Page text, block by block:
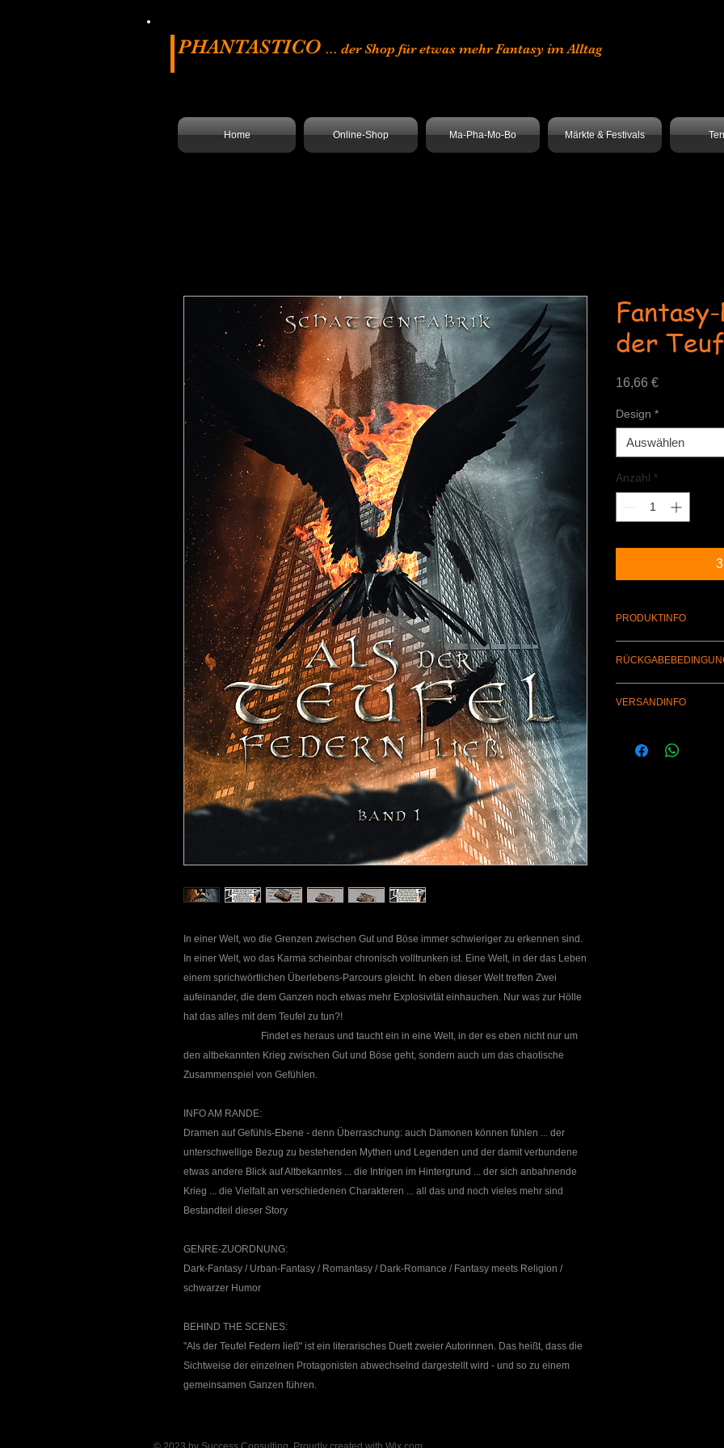
PHANTASTICO ... der Shop für etwas mehr Fantasy im Alltag
Home Online-Shop Ma-Pha-Mo-Bo Märkte & Festivals
In einer Welt, wo die Grenzen zwischen Gut und Böse immer schwieriger zu erkennen sind.
In einer Welt, wo das Karma scheinbar chronisch volltrunken ist. Eine Welt, in der das Leben
einem sprichwörtlichen Überlebens-Parcours gleicht. In eben dieser Welt treffen Zwei
aufeinander, die dem Ganzen noch etwas mehr Explosivität einhauchen. Nur was zur Hölle
hat das alles mit dem Teufel zu tun?!
Findet es heraus und taucht ein in eine Welt, in der es eben nicht nur um
den altbekannten Krieg zwischen Gut und Böse geht, sondern auch um das chaotische
Zusammenspiel von Gefühlen.
INFO AM RANDE:
Dramen auf Gefühls-Ebene - denn Überraschung: auch Dämonen können fühlen ... der
unterschwellige Bezug zu bestehenden Mythen und Legenden und der damit verbundene
etwas andere Blick auf Altbekanntes ... die Intrigen im Hintergrund ... der sich anbahnende
Krieg ... die Vielfalt an verschiedenen Charakteren ... all das und noch vieles mehr sind
Bestandteil dieser Story
GENRE-ZUORDNUNG:
Dark-Fantasy / Urban-Fantasy / Romantasy / Dark-Romance / Fantasy meets Religion /
schwarzer Humor
BEHIND THE SCENES:
"Als der Teufel Federn ließ" ist ein literarisches Duett zweier Autorinnen. Das heißt, dass die
Sichtweise der einzelnen Protagonisten abwechselnd dargestellt wird - und so zu einem
gemeinsamen Ganzen führen.
der
16,66 €Preis
Design *
Auswählen
Anzahl *
PRODUKTINFO
ausgeschlossen.
selbstverständlich
melden Sie sich
VERSANDINFO
Hermes